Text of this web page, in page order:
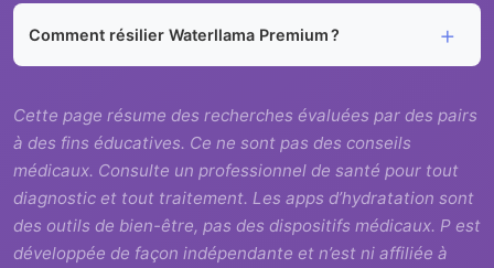
Comment résilier Waterllama Premium ?
Cette page résume des recherches évaluées par des pairs
à des fins éducatives. Ce ne sont pas des conseils
médicaux. Consulte un professionnel de santé pour tout
diagnostic et tout traitement. Les apps d’hydratation sont
des outils de bien-être, pas des dispositifs médicaux. P est
développée de façon indépendante et n’est ni affiliée à